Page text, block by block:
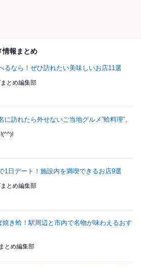
情報まとめ
るなら！ぜひ訪れたい美味しいお店11選
とめ編集部
に訪れたら外せないご当地グルメ”蛤料理”。
1日デート！施設内を満喫できるお店9選
とめ編集部
焼き蛤！駅周辺と市内で名物が味わえるおす
とめ編集部